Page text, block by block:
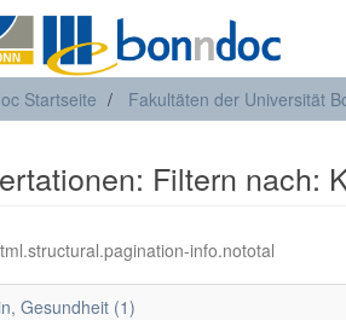
Startseite Fakultäten der Universität
Filtern nach:
info.nototal
Gesundheit (1)